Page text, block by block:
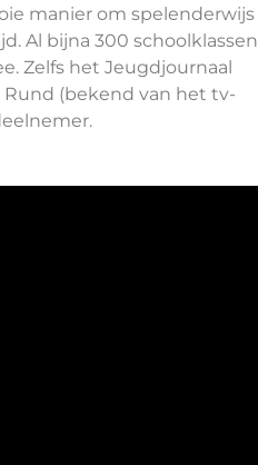
manier om spelenderwijs
Al bijna 300 schoolklassen
Zelfs het Jeugdjournaal
(bekend van het tv-